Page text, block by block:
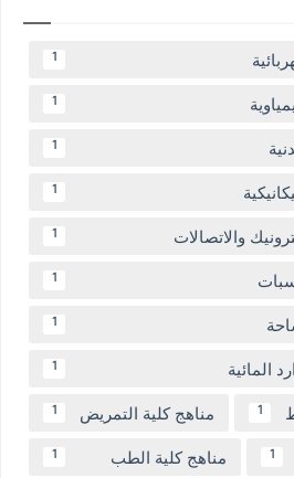
1
1
1
1
والاتصالات 1
1
1
المائية 1
1 مناهج كلية التمريض 1
1 مناهج كلية الطب 1